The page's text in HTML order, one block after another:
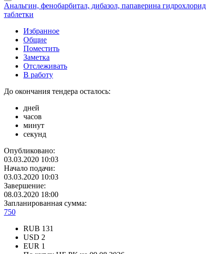
Анальгин, фенобарбитал, дибазол, папаверина гидрохлорид
таблетки
Избранное
Общие
Поместить
Заметка
Отслеживать
В работу
До окончания тендера осталось:
дней
часов
минут
секунд
Опубликовано:
03.03.2020 10:03
Начало подачи:
03.03.2020 10:03
Завершение:
08.03.2020 18:00
Запланированная сумма:
750
RUB 131
USD 2
EUR 1